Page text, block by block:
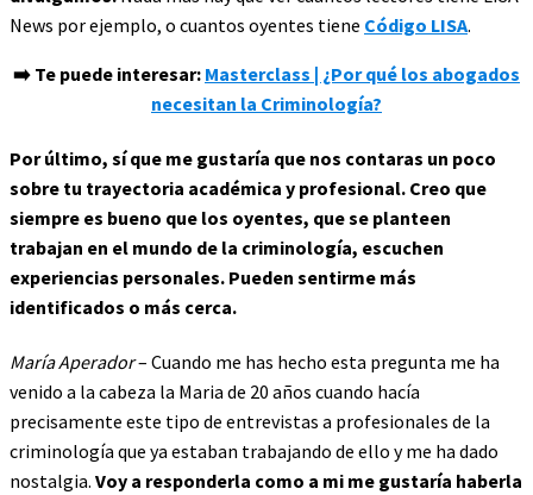
News por ejemplo, o cuantos oyentes tiene Código LISA.
➡️ Te puede interesar: Masterclass | ¿Por qué los abogados
necesitan la Criminología?
Por último, sí que me gustaría que nos contaras un poco
sobre tu trayectoria académica y profesional. Creo que
siempre es bueno que los oyentes, que se planteen
trabajan en el mundo de la criminología, escuchen
experiencias personales. Pueden sentirme más
identificados o más cerca.
María Aperador– Cuando me has hecho esta pregunta me ha
venido a la cabeza la Maria de 20 años cuando hacía
precisamente este tipo de entrevistas a profesionales de la
criminología que ya estaban trabajando de ello y me ha dado
nostalgia. Voy a responderla como a mi me gustaría haberla